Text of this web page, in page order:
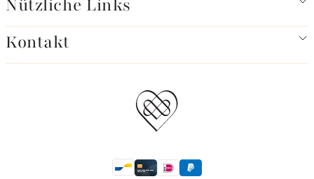
Nützliche Links
Kontakt